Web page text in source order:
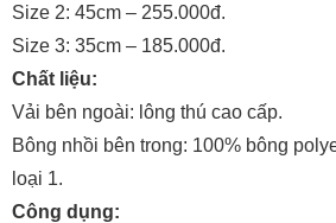
Size 2: 45cm – 255.000đ.
Size 3: 35cm – 185.000đ.
Chất liệu:
Vải bên ngoài: lông thú cao cấp.
Bông nhồi bên trong: 100% bông
loại 1.
Công dụng: